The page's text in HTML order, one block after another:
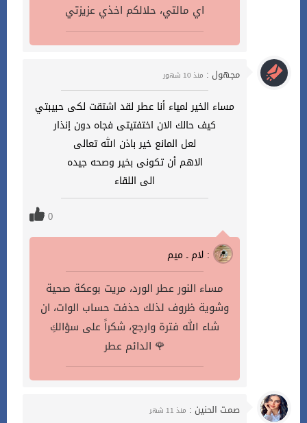
اي مالتي، حلالكم اخذي عزيزتي
مجهول : منذ 10 شهور
مساء الخير لمياء أنا عطر لقد اشتقت لكى حبيبتي
كيف حالك الان اختفتيتى فجاه دون إنذار
لعل المانع خير باذن الله تعالى
الاهم أن تكونى بخير وصحه جيده
الى اللقاء
0
لام ـ ميم :
مساء النور عطر الورد، مريت بوعكة صحية
وشوية ظروف لذلك حذفت حساب الوات، ان
شاء الله فترة وارجع، شكراً على سؤالكِ
الدائم عطر 🌹
صمت الحنين : منذ 11 شهر